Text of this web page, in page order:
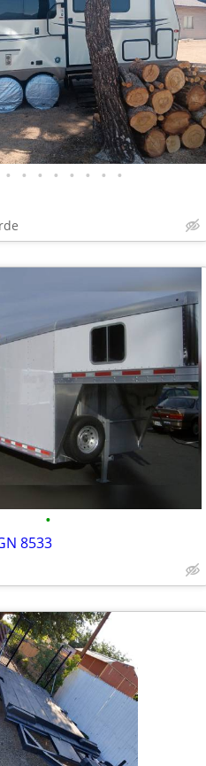
• • • • • • • •
•
8533